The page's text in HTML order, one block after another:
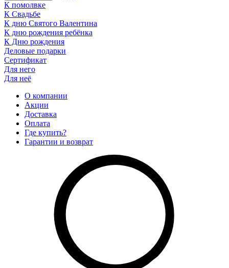
К помолвке
К Свадьбе
К дню Святого Валентина
К дню рождения ребёнка
К Дню рождения
Деловые подарки
Сертификат
Для него
Для неё
О компании
Акции
Доставка
Оплата
Где купить?
Гарантии и возврат